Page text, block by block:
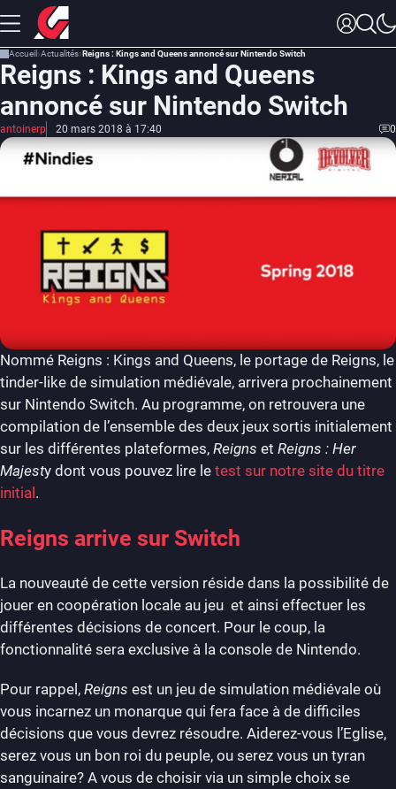
Accueil Actualités Reigns : Kings and Queens annoncé sur Nintendo Switch
Reigns : Kings and Queens
annoncé sur Nintendo Switch
antoinerp 20 mars 2018 à 17:40 0
Nommé Reigns : Kings and Queens, le portage de Reigns, le
tinder-like de simulation médiévale, arrivera prochainement
sur Nintendo Switch. Au programme, on retrouvera une
compilation de l’ensemble des deux jeux sortis initialement
sur les différentes plateformes, Reigns et Reigns : Her
Majesty dont vous pouvez lire le test sur notre site du titre
initial.
Reigns arrive sur Switch
La nouveauté de cette version réside dans la possibilité de
jouer en coopération locale au jeu et ainsi effectuer les
différentes décisions de concert. Pour le coup, la
fonctionnalité sera exclusive à la console de Nintendo.
Pour rappel, Reigns est un jeu de simulation médiévale où
vous incarnez un monarque qui fera face à de difficiles
décisions que vous devrez résoudre. Aiderez-vous l’Eglise,
serez vous un bon roi du peuple, ou serez vous un tyran
sanguinaire? A vous de choisir via un simple choix se